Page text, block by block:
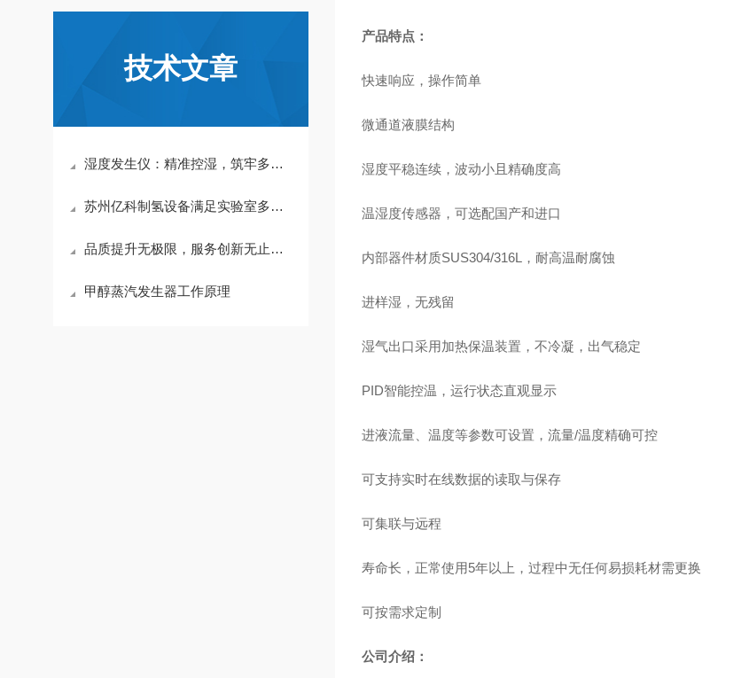
技术文章
湿度发生仪：精准控湿，筑牢多行业质量与研发基石
苏州亿科制氢设备满足实验室多元用氢需求
品质提升无极限，服务创新无止境-亿科YIKE油烟发生器PG-O01产品再升级
甲醇蒸汽发生器工作原理
产品特点：
快速响应，操作简单
微通道液膜结构
湿度平稳连续，波动小且精确度高
温湿度传感器，可选配国产和进口
内部器件材质SUS304/316L，耐高温耐腐蚀
进样湿，无残留
湿气出口采用加热保温装置，不冷凝，出气稳定
PID智能控温，运行状态直观显示
进液流量、温度等参数可设置，流量/温度精确可控
可支持实时在线数据的读取与保存
可集联与远程
寿命长，正常使用5年以上，过程中无任何易损耗材需更换
可按需求定制
公司介绍：